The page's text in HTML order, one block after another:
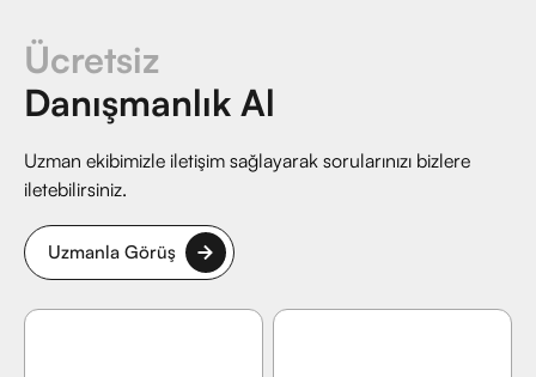
Ücretsiz
Danışmanlık Al
Uzman ekibimizle iletişim sağlayarak sorularınızı bizlere
iletebilirsiniz.
Uzmanla Görüş